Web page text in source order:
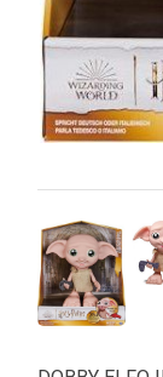
BRAND